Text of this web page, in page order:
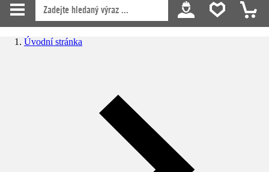
Úvodní stránka